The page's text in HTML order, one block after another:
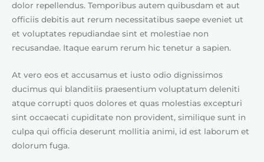
dolor repellendus. Temporibus autem quibusdam et aut
officiis debitis aut rerum necessitatibus saepe eveniet ut
et voluptates repudiandae sint et molestiae non
recusandae. Itaque earum rerum hic tenetur a sapien.
At vero eos et accusamus et iusto odio dignissimos
ducimus qui blanditiis praesentium voluptatum deleniti
atque corrupti quos dolores et quas molestias excepturi
sint occaecati cupiditate non provident, similique sunt in
culpa qui officia deserunt mollitia animi, id est laborum et
dolorum fuga.